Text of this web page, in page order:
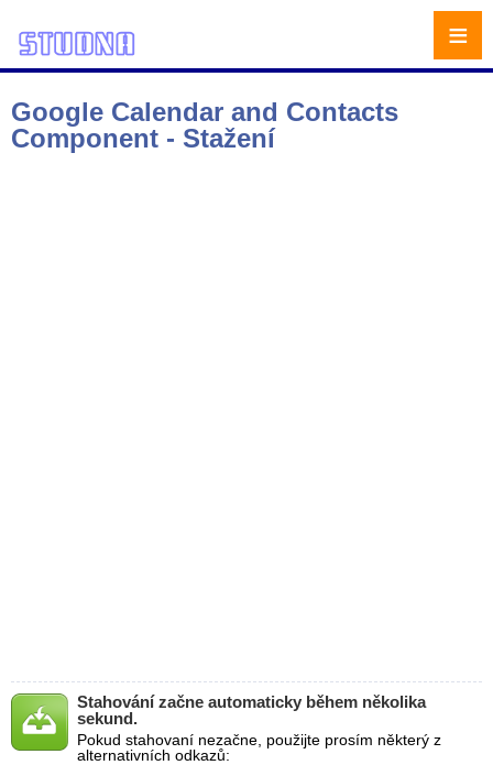
Google Calendar and Contacts
Component - Stažení
Stahování začne automaticky během několika
sekund.
Pokud stahovaní nezačne, použijte prosím některý z
alternativních odkazů:
≡